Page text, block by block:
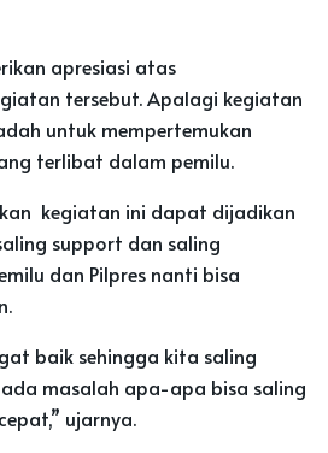
apresiasi atas
tersebut. Apalagi kegiatan
untuk mempertemukan
terlibat dalam pemilu.
kegiatan ini dapat dijadikan
support dan saling
dan Pilpres nanti bisa
baik sehingga kita saling
masalah apa-apa bisa saling
ujarnya.